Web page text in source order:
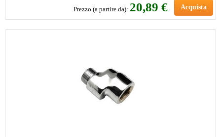
Prezzo (a partire da): 20,89 € Acquista